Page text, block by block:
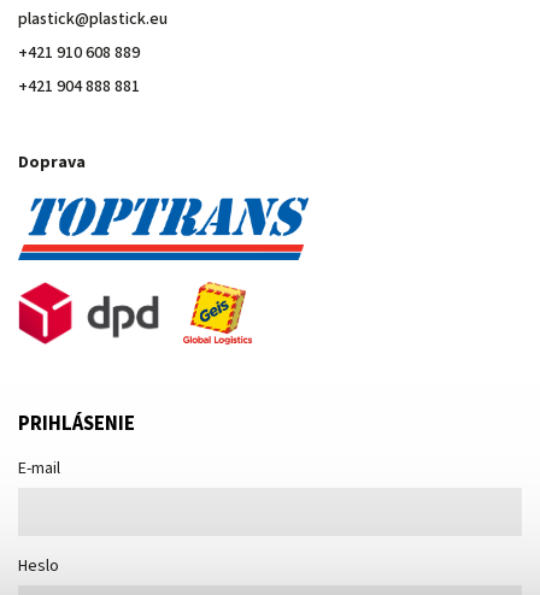
plastick@plastick.eu
+421 910 608 889
+421 904 888 881
Doprava
PRIHLÁSENIE
E-mail
Heslo